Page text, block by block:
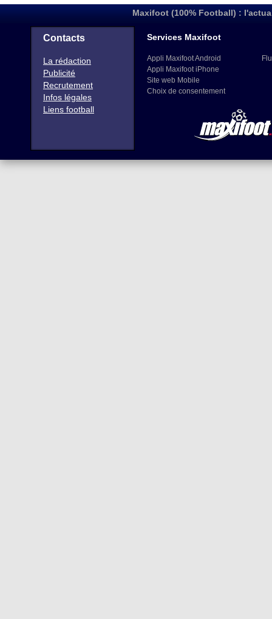
Maxifoot (100% Football) :
Contacts
La rédaction
Publicité
Recrutement
Infos légales
Liens football
Services Maxifoot
Appli Maxifoot Android
Appli Maxifoot iPhone
Site web Mobile
Choix de consentement